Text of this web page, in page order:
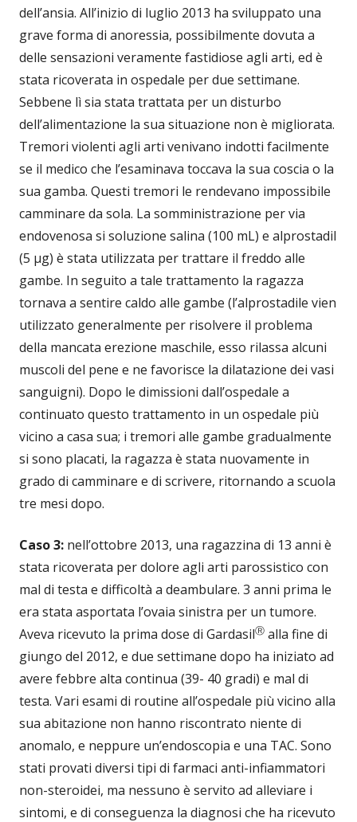
dell’ansia. All’inizio di luglio 2013 ha sviluppato una
grave forma di anoressia, possibilmente dovuta a
delle sensazioni veramente fastidiose agli arti, ed è
stata ricoverata in ospedale per due settimane.
Sebbene lì sia stata trattata per un disturbo
dell’alimentazione la sua situazione non è migliorata.
Tremori violenti agli arti venivano indotti facilmente
se il medico che l’esaminava toccava la sua coscia o la
sua gamba. Questi tremori le rendevano impossibile
camminare da sola. La somministrazione per via
endovenosa si soluzione salina (100 mL) e alprostadil
(5 μg) è stata utilizzata per trattare il freddo alle
gambe. In seguito a tale trattamento la ragazza
tornava a sentire caldo alle gambe (l’alprostadile vien
utilizzato generalmente per risolvere il problema
della mancata erezione maschile, esso rilassa alcuni
muscoli del pene e ne favorisce la dilatazione dei vasi
sanguigni). Dopo le dimissioni dall’ospedale a
continuato questo trattamento in un ospedale più
vicino a casa sua; i tremori alle gambe gradualmente
si sono placati, la ragazza è stata nuovamente in
grado di camminare e di scrivere, ritornando a scuola
tre mesi dopo.
Caso 3: nell’ottobre 2013, una ragazzina di 13 anni è
stata ricoverata per dolore agli arti parossistico con
mal di testa e difficoltà a deambulare. 3 anni prima le
era stata asportata l’ovaia sinistra per un tumore.
Aveva ricevuto la prima dose di GardasilⓇ alla fine di
giungo del 2012, e due settimane dopo ha iniziato ad
avere febbre alta continua (39- 40 gradi) e mal di
testa. Vari esami di routine all’ospedale più vicino alla
sua abitazione non hanno riscontrato niente di
anomalo, e neppure un’endoscopia e una TAC. Sono
stati provati diversi tipi di farmaci anti-infiammatori
non-steroidei, ma nessuno è servito ad alleviare i
sintomi, e di conseguenza la diagnosi che ha ricevuto